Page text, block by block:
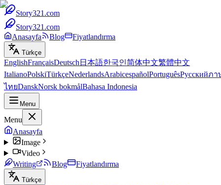
Story321.com
Story321.com
Anasayfa
Blog Fiyatlandırma
Türkçe
EnglishFrançaisDeutsch 日本語한국인简体中文繁體中文
ItalianoPolskiTürkçeNederlandsArabicespañolPortuguêsРусскийภา
ไทยDanskNorsk bokmålBahasa Indonesia
Menu
Menu
Anasayfa
Image
Video
Writing
Blog Fiyatlandırma
Türkçe